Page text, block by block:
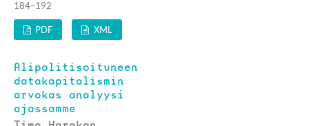
184–192
PDF XML
Alipolitisoituneen
datakapitalismin
arvokas analyysi
ajassamme